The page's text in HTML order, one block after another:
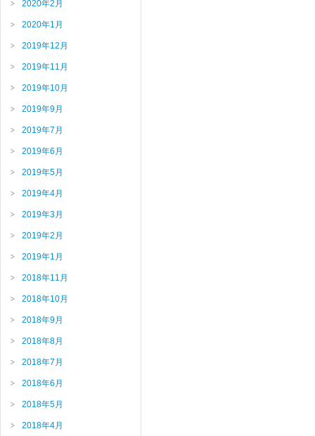
2020年2月
2020年1月
2019年12月
2019年11月
2019年10月
2019年9月
2019年7月
2019年6月
2019年5月
2019年4月
2019年3月
2019年2月
2019年1月
2018年11月
2018年10月
2018年9月
2018年8月
2018年7月
2018年6月
2018年5月
2018年4月